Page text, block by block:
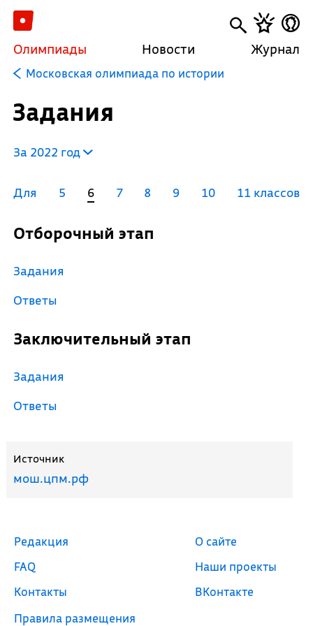
Олимпиады Новости Журнал
Московская олимпиада по истории
Задания
За 2022 год
Для 5 6 7 8 9 10 11 классов
Отборочный этап
Задания
Ответы
Заключительный этап
Задания
Ответы
Источник
мош.цпм.рф
Редакция
FAQ
Контакты
Правила размещения
О сайте
Наши проекты
ВКонтакте